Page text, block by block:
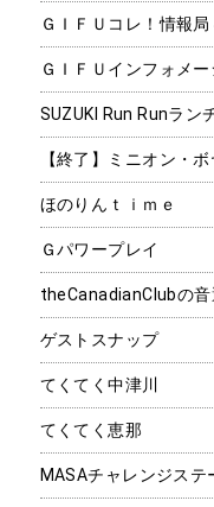
ＧＩＦＵコレ！情報局
ＧＩＦＵインフォメ
SUZUKI Run Runラン
【終了】ミニオン・ボ
ほのりんｔｉｍｅ
Ｇパワープレイ
theCanadianClubの
ゲストスナップ
てくてく中津川
てくてく恵那
MASAチャレンジステ